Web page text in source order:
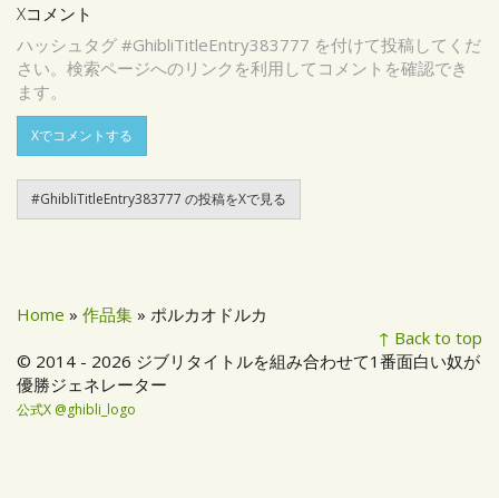
Xコメント
ハッシュタグ #GhibliTitleEntry383777 を付けて投稿してくだ
さい。検索ページへのリンクを利用してコメントを確認でき
ます。
Xでコメントする
#GhibliTitleEntry383777 の投稿をXで見る
Home » 作品集 » ポルカオドルカ
↑ Back to top
© 2014 - 2026 ジブリタイトルを組み合わせて1番面白い奴が
優勝ジェネレーター
公式X @ghibli_logo